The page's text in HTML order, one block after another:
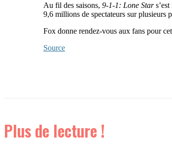
Au fil des saisons, 9-1-1: Lone Stars’est
9,6 millions de spectateurs sur plusieurs
Fox donne rendez-vous aux fans pour
Source
Plus de lecture !